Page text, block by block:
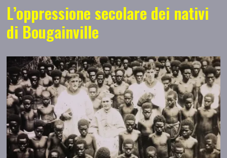
L’oppressione secolare dei nativi
di Bougainville